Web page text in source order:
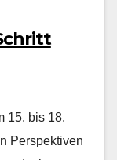
15. bis 18.
Perspektiven